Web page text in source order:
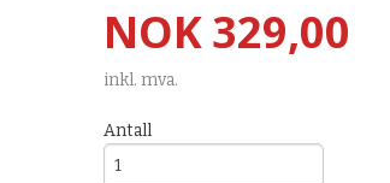
Pris
NOK329,00
inkl. mva.
Antall